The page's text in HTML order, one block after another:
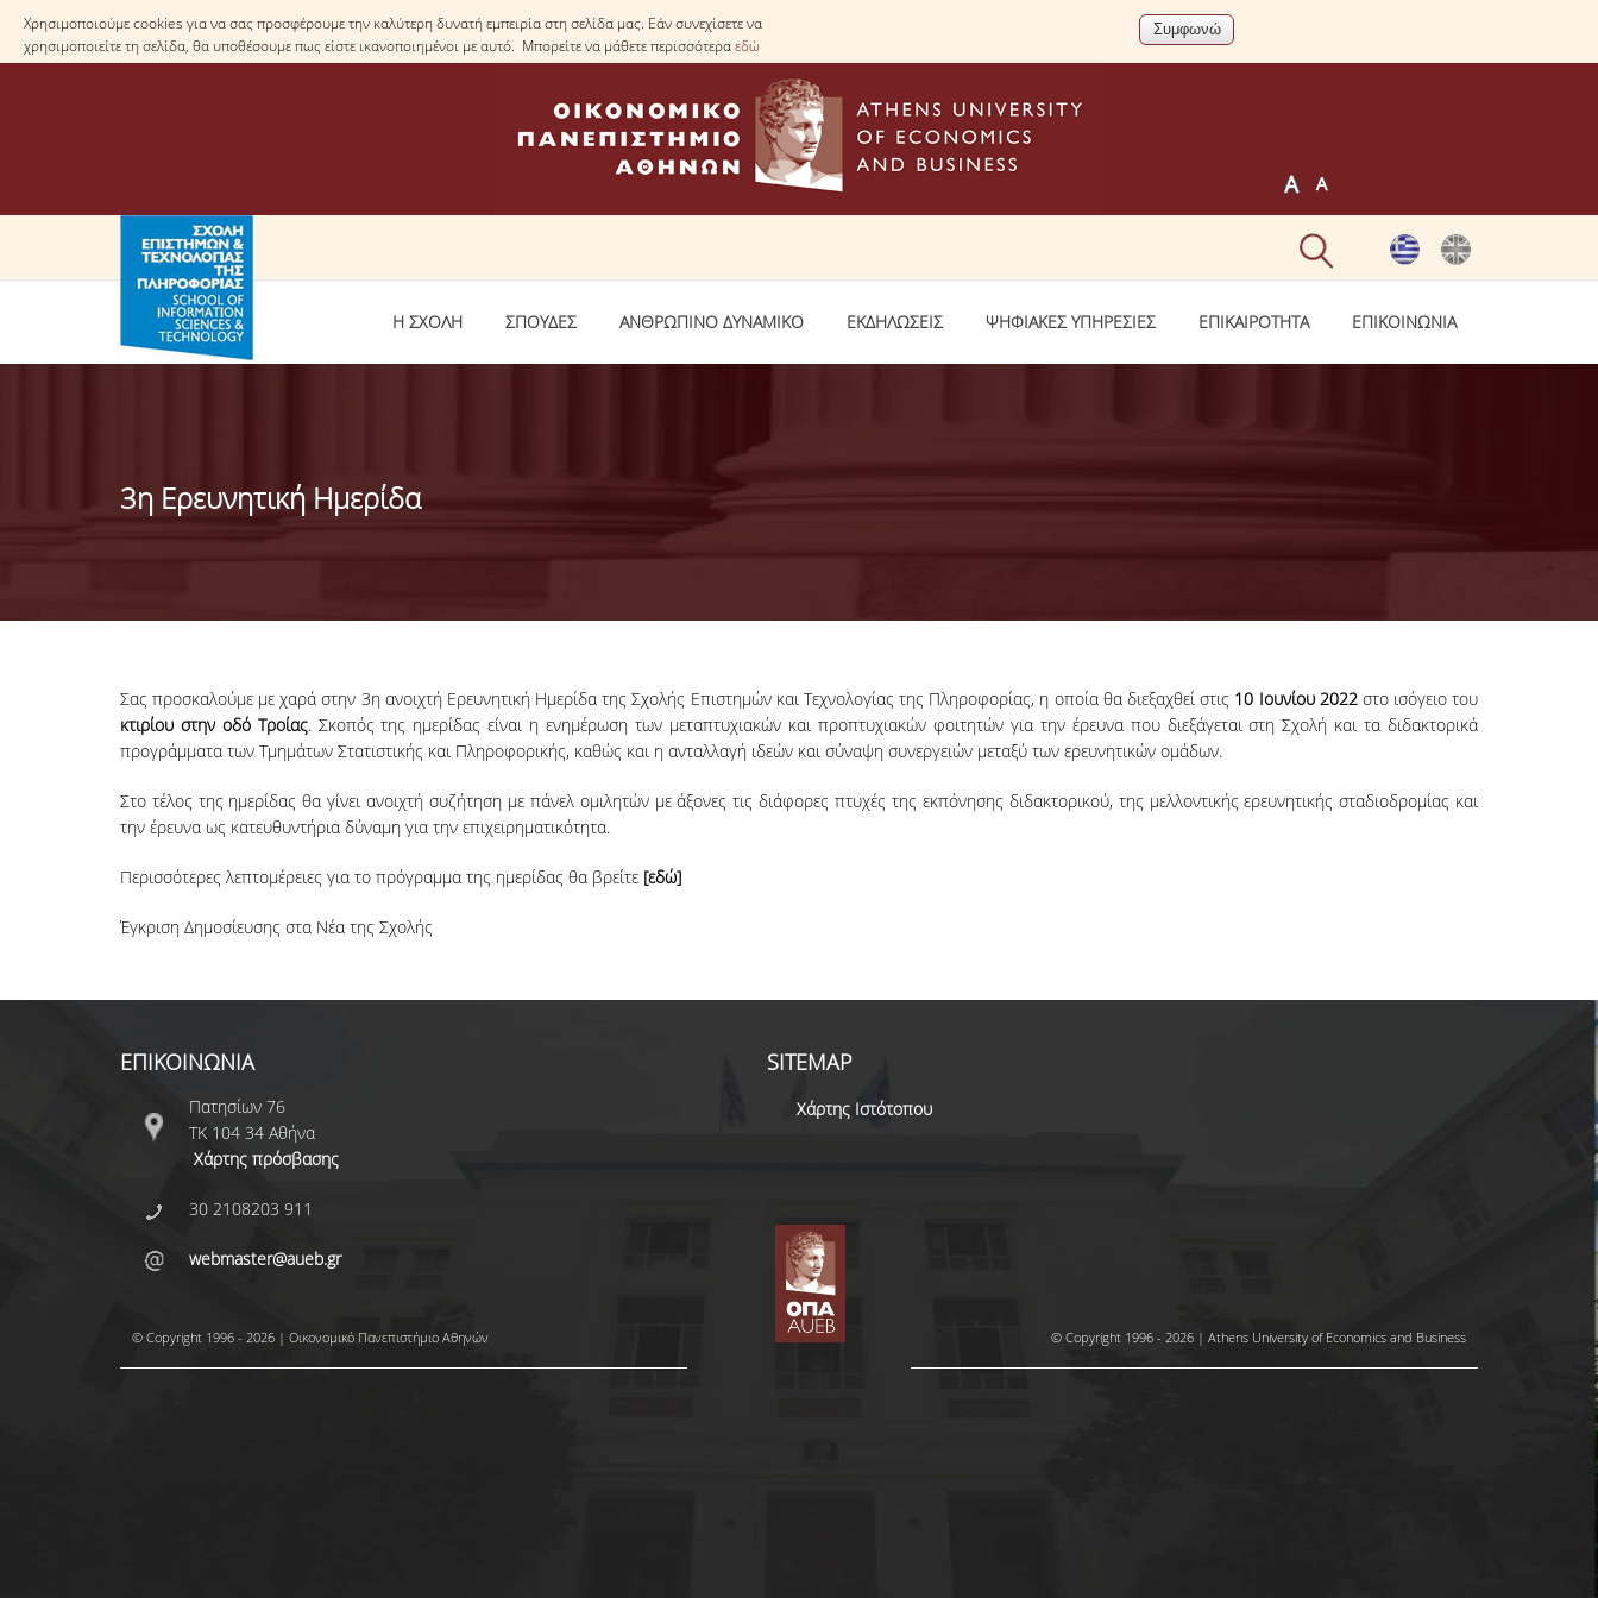
Χρησιμοποιούμε cookies για να σας προσφέρουμε την καλύτερη δυνατή εμπειρία στη σελίδα μας. Εάν συνεχίσετε να
χρησιμοποιείτε τη σελίδα, θα υποθέσουμε πως είστε ικανοποιημένοι με αυτό. Μπορείτε να μάθετε περισσότεραεδώ
Η ΣΧΟΛΗ ΣΠΟΥΔΕΣ ΑΝΘΡΩΠΙΝΟ ΔΥΝΑΜΙΚΟ ΕΚΔΗΛΩΣΕΙΣ ΨΗΦΙΑΚΕΣ ΥΠΗΡΕΣΙΕΣ ΕΠΙΚΑΙΡΟΤΗΤΑ ΕΠΙΚΟΙΝΩΝΙΑ
3η Ερευνητική Ημερίδα
Σας προσκαλούμε με χαρά στην 3η ανοιχτή Ερευνητική Ημερίδα της Σχολής Επιστημών και Τεχνολογίας της Πληροφορίας, η οποία θα διεξαχθεί στις 10 Ιουνίου 2022στο ισόγειο του
κτιρίου στην οδό Τροίας. Σκοπός της ημερίδας είναι η ενημέρωση των μεταπτυχιακών και προπτυχιακών φοιτητών για την έρευνα που διεξάγεται στη Σχολή και τα διδακτορικά
προγράμματα των Τμημάτων Στατιστικής και Πληροφορικής, καθώς και η ανταλλαγή ιδεών και σύναψη συνεργειών μεταξύ των ερευνητικών ομάδων.
Στο τέλος της ημερίδας θα γίνει ανοιχτή συζήτηση με πάνελ ομιλητών με άξονες τις διάφορες πτυχές της εκπόνησης διδακτορικού, της μελλοντικής ερευνητικής σταδιοδρομίας και
την έρευνα ως κατευθυντήρια δύναμη για την επιχειρηματικότητα.
Περισσότερες λεπτομέρειες για το πρόγραμμα της ημερίδας θα βρείτε [εδώ]
Έγκριση Δημοσίευσης στα Νέα της Σχολής
ΕΠΙΚΟΙΝΩΝΙΑ
Πατησίων 76
ΤΚ 104 34 Αθήνα
Χάρτης πρόσβασης
30 2108203 911
webmaster@aueb.gr
SITEMAP
Χάρτης Ιστότοπου
© Copyright 1996 - 2026 | Οικονομικό Πανεπιστήμιο Αθηνών © Copyright 1996 - 2026 | Athens University of Economics and Business